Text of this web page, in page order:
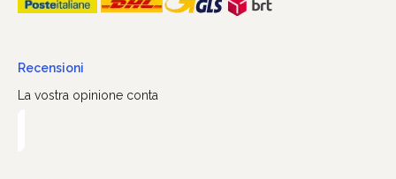
Recensioni
La vostra opinione conta